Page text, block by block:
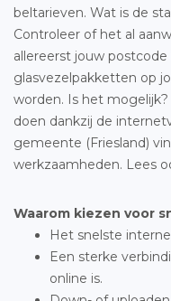
beltarieven. Wat is de
Controleer of het al
allereerst jouw postcode
glasvezelpakketten op
worden. Is het
doen dankzij de
gemeente (Friesland)
werkzaamheden. Lees
Waarom kiezen voor
Het snelste
Een sterke
online is.